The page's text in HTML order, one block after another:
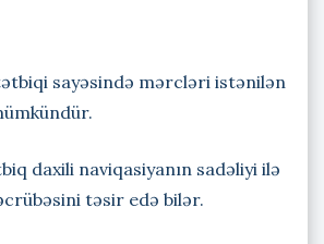
sayəsində mərcləri istənilən
daxili naviqasiyanın sadəliyi ilə
təsir edə bilər.